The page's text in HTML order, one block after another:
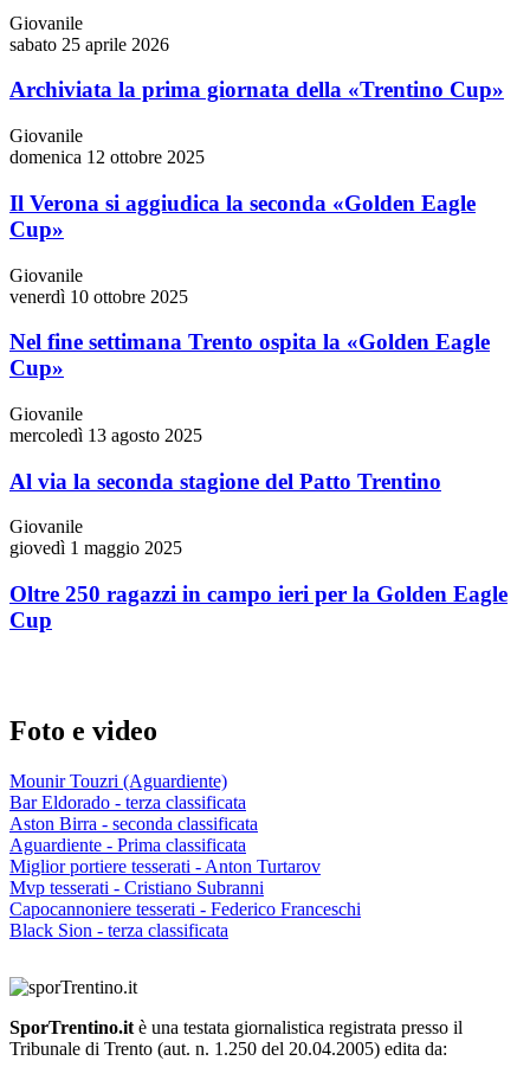
Giovanile
sabato 25 aprile 2026
Archiviata la prima giornata della «Trentino Cup»
Giovanile
domenica 12 ottobre 2025
Il Verona si aggiudica la seconda «Golden Eagle
Cup»
Giovanile
venerdì 10 ottobre 2025
Nel fine settimana Trento ospita la «Golden Eagle
Cup»
Giovanile
mercoledì 13 agosto 2025
Al via la seconda stagione del Patto Trentino
Giovanile
giovedì 1 maggio 2025
Oltre 250 ragazzi in campo ieri per la Golden Eagle
Cup
Foto e video
Mounir Touzri (Aguardiente)
Bar Eldorado - terza classificata
Aston Birra - seconda classificata
Aguardiente - Prima classificata
Miglior portiere tesserati - Anton Turtarov
Mvp tesserati - Cristiano Subranni
Capocannoniere tesserati - Federico Franceschi
Black Sion - terza classificata
SporTrentino.it è una testata giornalistica registrata presso il
Tribunale di Trento (aut. n. 1.250 del 20.04.2005) edita da: